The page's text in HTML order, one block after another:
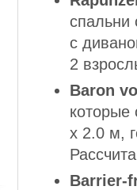
спальни
с
2
Baron
которые
x 2.0 м,
Barrier-